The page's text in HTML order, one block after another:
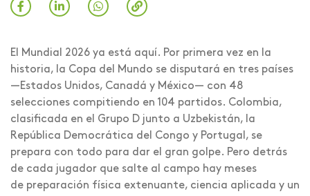
El Mundial 2026 ya está aquí. Por primera vez en la
historia, la Copa del Mundo se disputará en tres países
—Estados Unidos, Canadá y México— con 48
selecciones compitiendo en 104 partidos. Colombia,
clasificada en el Grupo D junto a Uzbekistán, la
República Democrática del Congo y Portugal, se
prepara con todo para dar el gran golpe. Pero detrás
de cada jugador que salte al campo hay meses
de preparación física extenuante, ciencia aplicada y un